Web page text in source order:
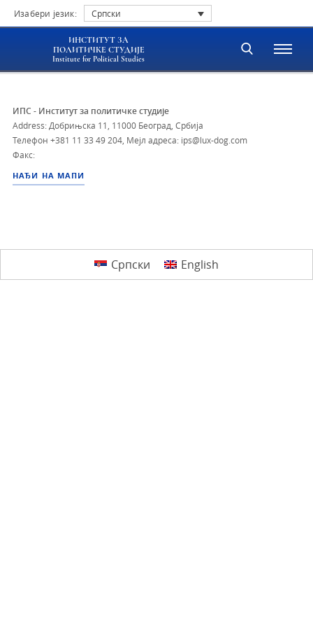
Изабери језик: Српски
ИНСТИТУТ ЗА
ПОЛИТИЧКЕ СТУДИЈЕ
Institute for Political Studies
ИПС - Институт за политичке студије
Address: Добрињска 11, 11000 Београд, Србија
Телефон +381 11 33 49 204 Мејл адреса: ips@lux-dog.com
Факс:
НАЂИ НА МАПИ
Српски English